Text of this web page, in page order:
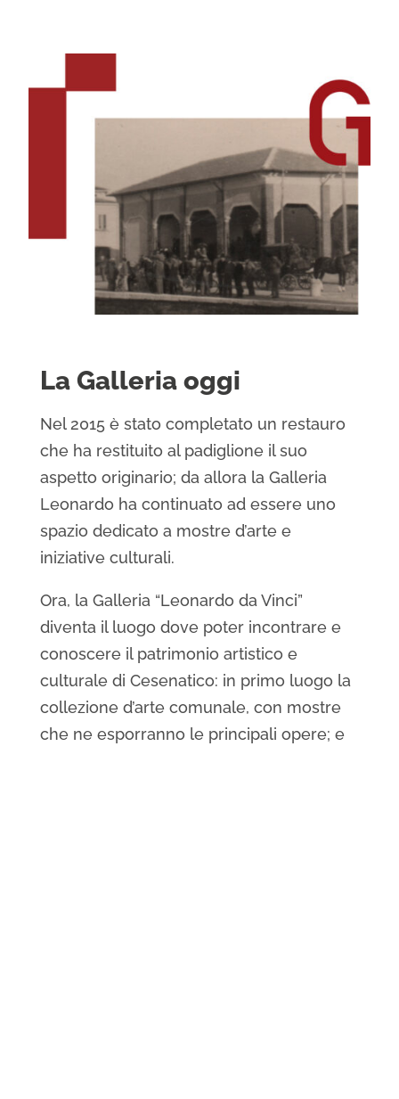
La Galleria oggi
Nel 2015 è stato completato un restauro
che ha restituito al padiglione il suo
aspetto originario; da allora la Galleria
Leonardo ha continuato ad essere uno
spazio dedicato a mostre d’arte e
iniziative culturali.
Ora, la Galleria “Leonardo da Vinci”
diventa il luogo dove poter incontrare e
conoscere il patrimonio artistico e
culturale di Cesenatico: in primo luogo la
collezione d’arte comunale, con mostre
che ne esporranno le principali opere; e